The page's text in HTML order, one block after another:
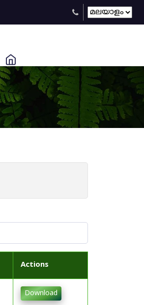
Actions
Download